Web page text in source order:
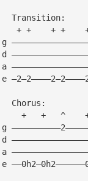
  Transition:
+ +    + +
g
d
a
e
  Chorus:
+   +   ^
g
d
a
e